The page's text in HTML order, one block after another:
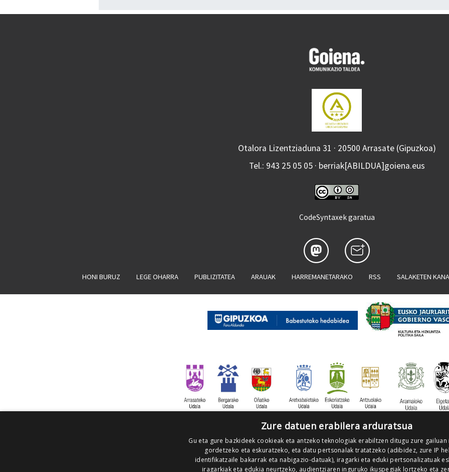
Otalora Lizentziaduna 31 · 20500 Arrasate (Gipuzkoa)
Tel.: 943 25 05 05 · berriak[ABILDUA]goiena.eus
CodeSyntaxek garatua
HONI BURUZ LEGE OHARRA PUBLIZITATEA ARAUAK HARREMANETARAKO RSS SALAKETEN
Zure datuen erabilera arduratsua
Gu eta gure bazkideek cookieak eta antzeko teknologiak erabiltzen ditugu zure
gordetzeko eta eskuratzeko, eta datu pertsonalak tratatzeko (adibidez, zure IP
identifikatzaile bakarrak eta nabigazio-datuak), iragarki eta eduki pertsonalizatuak
iragarkiak eta edukia neurtzeko, audientziaren inguruko ikuspegiak lortzeko eta